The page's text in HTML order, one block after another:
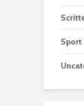
Sport